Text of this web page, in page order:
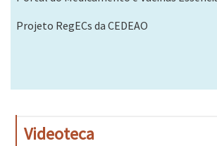
Projeto RegECs da CEDEAO
Videoteca